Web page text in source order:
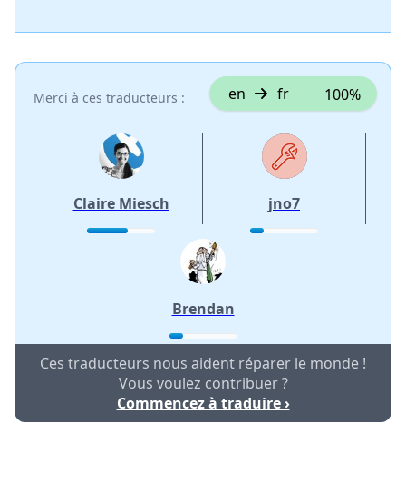
Merci à ces traducteurs : en fr 100%
Claire Miesch jno7
Brendan
Ces traducteurs nous aident réparer le monde !
Vous voulez contribuer ?
Commencez à traduire ›